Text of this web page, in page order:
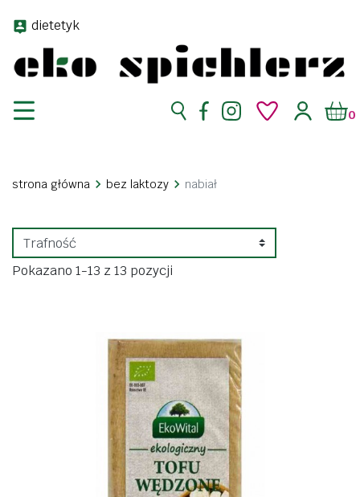
dietetyk
0
strona główna bez laktozy nabiał
Pokazano 1-13 z 13 pozycji